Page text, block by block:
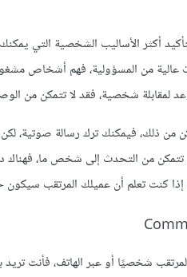
عالية من المسؤولية، فهم أشخاص
لمقابلة شخصية، فقد لا تتمكن من
من ذلك، فيمكنك ترك رسالة صوتية،
من التحدث إلى شخص ما، فهناك
إذا كنت تعلم أن عميلك المرتقب
شخصيًا أو عبر الهاتف، فأنت